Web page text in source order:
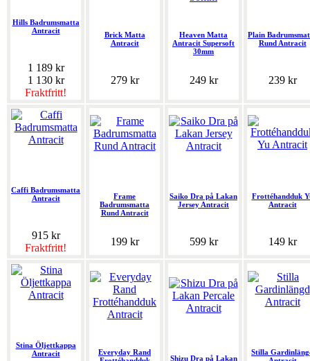
Hills Badrumsmatta
Antracit
1 189 kr
1 130 kr
Fraktfritt!
Brick Matta
Antracit
279 kr
Heaven Matta
Antracit Supersoft
30mm
249 kr
Plain
Rund Antracit
239 kr
Caffi Badrumsmatta
Antracit
915 kr
Fraktfritt!
Frame
Badrumsmatta
Rund Antracit
199 kr
Saiko Dra på Lakan
Jersey Antracit
599 kr
Frottéhandduk
Antracit
149 kr
Stina Öljettkappa
Antracit
Everyday Rand
Shizu Dra på Lakan
Stilla